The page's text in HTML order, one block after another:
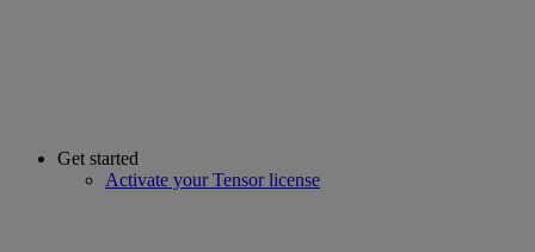
Get started
Activate your Tensor license